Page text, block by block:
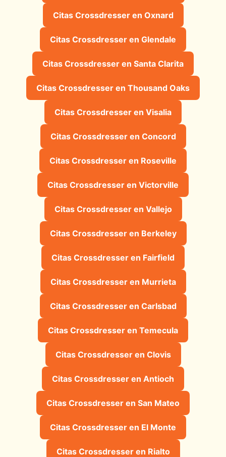
Citas Crossdresser en Oxnard
Citas Crossdresser en Glendale
Citas Crossdresser en Santa Clarita
Citas Crossdresser en Thousand Oaks
Citas Crossdresser en Visalia
Citas Crossdresser en Concord
Citas Crossdresser en Roseville
Citas Crossdresser en Victorville
Citas Crossdresser en Vallejo
Citas Crossdresser en Berkeley
Citas Crossdresser en Fairfield
Citas Crossdresser en Murrieta
Citas Crossdresser en Carlsbad
Citas Crossdresser en Temecula
Citas Crossdresser en Clovis
Citas Crossdresser en Antioch
Citas Crossdresser en San Mateo
Citas Crossdresser en El Monte
Citas Crossdresser en Rialto